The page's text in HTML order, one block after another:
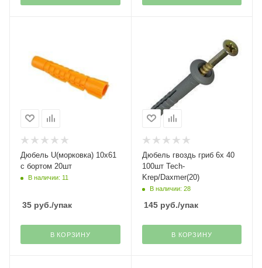
Дюбель U(морковка) 10х61
с бортом 20шт
В наличии: 11
35 руб./упак
В КОРЗИНУ
Дюбель гвоздь гриб 6х 40
100шт Tech-
Krep/Daxmer(20)
В наличии: 28
145руб./упак
В КОРЗИНУ